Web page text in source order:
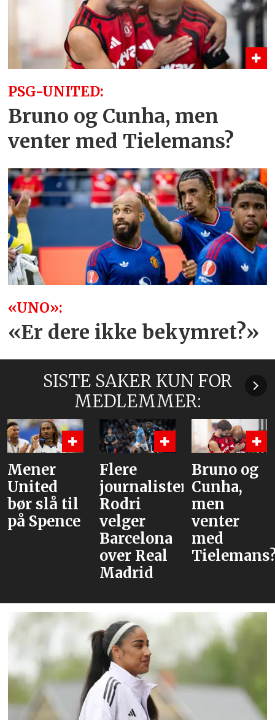
PSG-UNITED:
Bruno og Cunha, men
venter med Tielemans?
«UNO»:
«Er dere ikke bekymret?»
SISTE SAKER KUN FOR
MEDLEMMER:
Mener
United
bør slå til
på Spence
Flere
journalister:
Rodri
velger
Barcelona
over Real
Madrid
Bruno og
Cunha,
men
venter
med